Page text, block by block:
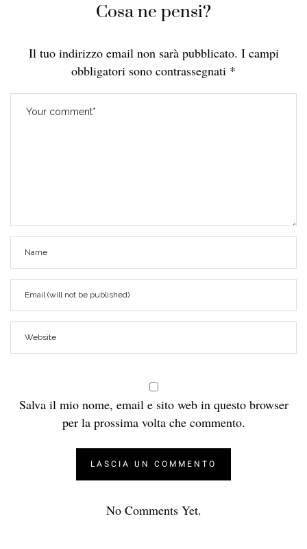
Cosa ne pensi?
Il tuo indirizzo email non sarà pubblicato. I campi
obbligatori sono contrassegnati *
Salva il mio nome, email e sito web in questo browser
per la prossima volta che commento.
No Comments Yet.